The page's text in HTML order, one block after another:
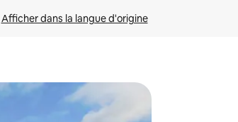
Afficher dans la langue d'origine